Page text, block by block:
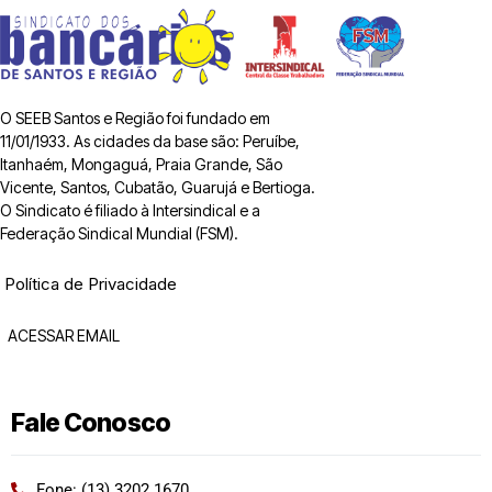
O SEEB Santos e Região foi fundado em
11/01/1933. As cidades da base são: Peruíbe,
Itanhaém, Mongaguá, Praia Grande, São
Vicente, Santos, Cubatão, Guarujá e Bertioga.
O Sindicato é filiado à Intersindical e a
Federação Sindical Mundial (FSM).
Política de Privacidade
ACESSAR EMAIL
Fale Conosco